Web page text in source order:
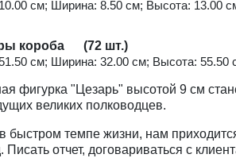
см; Ширина: 8.50 см; Высота: 13.00
короба (72 шт.)
см; Ширина: 32.00 см; Высота: 55.50
фигурка "Цезарь" высотой 9 см
великих полководцев.
быстром темпе жизни, нам
Писать отчет, договариваться с